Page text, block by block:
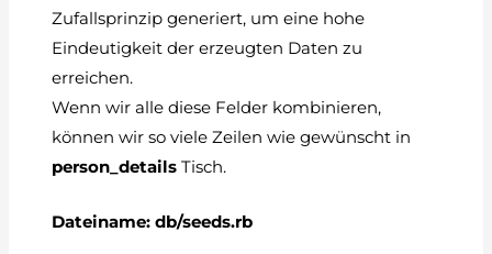
Zufallsprinzip generiert, um eine hohe
Eindeutigkeit der erzeugten Daten zu
erreichen.
Wenn wir alle diese Felder kombinieren,
können wir so viele Zeilen wie gewünscht in
person_details Tisch.
Dateiname: db/seeds.rb